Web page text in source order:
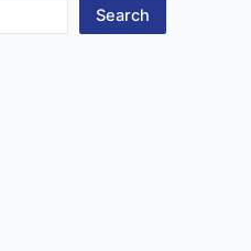
Search